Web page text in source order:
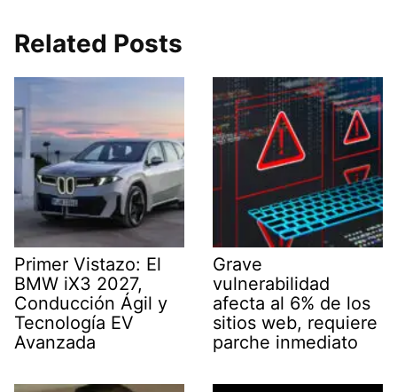
Related Posts
Primer Vistazo: El
BMW iX3 2027,
Conducción Ágil y
Tecnología EV
Avanzada
Grave
vulnerabilidad
afecta al 6% de los
sitios web, requiere
parche inmediato